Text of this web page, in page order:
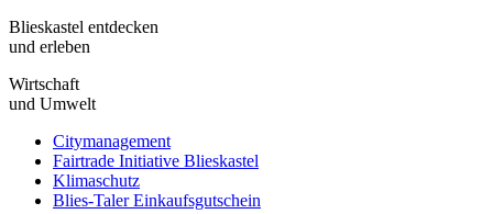
Blieskastel entdecken
und erleben
Wirtschaft
und Umwelt
Citymanagement
Fairtrade Initiative Blieskastel
Klimaschutz
Blies-Taler Einkaufsgutschein